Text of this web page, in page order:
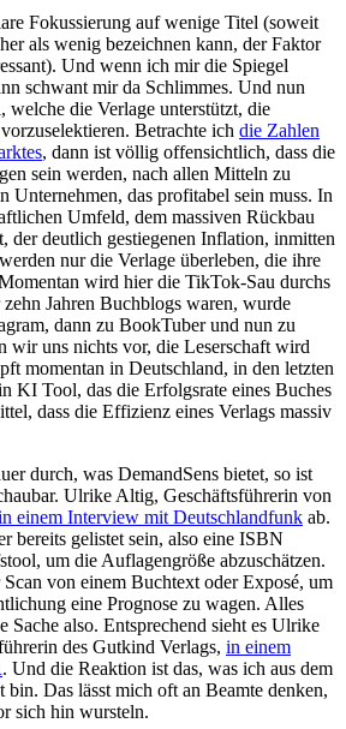
Fokussierung auf wenige Titel (soweit
als wenig bezeichnen kann, der Faktor
Und wenn ich mir die Spiegel
schwant mir da Schlimmes. Und nun
die Verlage unterstützt, die
Betrachte ich die Zahlen
, dann ist völlig offensichtlich, dass die
sein werden, nach allen Mitteln zu
Unternehmen, das profitabel sein muss. In
Umfeld, dem massiven Rückbau
der deutlich gestiegenen Inflation, inmitten
nur die Verlage überleben, die ihre
wird hier die TikTok-Sau durchs
Jahren Buchblogs waren, wurde
dann zu BookTuber und nun zu
wir uns nichts vor, die Leserschaft wird
momentan in Deutschland, in den letzten
KI Tool, das die Erfolgsrate eines Buches
dass die Effizienz eines Verlags massiv
durch, was DemandSens bietet, so ist
Ulrike Altig, Geschäftsführerin von
einem Interview mit Deutschlandfunk ab.
bereits gelistet sein, also eine ISBN
um die Auflagengröße abzuschätzen.
von einem Buchtext oder Exposé, um
eine Prognose zu wagen. Alles
Sache also. Entsprechend sieht es Ulrike
des Gutkind Verlags, in einem
. Und die Reaktion ist das, was ich aus dem
Das lässt mich oft an Beamte denken,
sich hin wursteln.